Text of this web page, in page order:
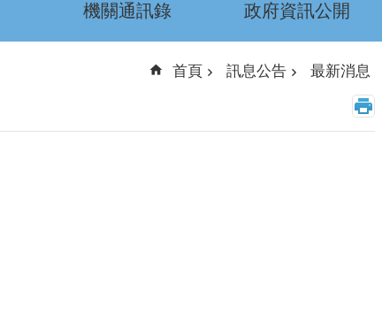
機關通訊錄 政府資訊公開
首頁 訊息公告 最新消息